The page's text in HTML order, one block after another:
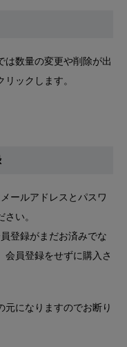
は数量の変更や削除が出
ックします。
ールアドレスとパスワ
い。
登録がまだお済みでな
会員登録をせずに購入さ
になりますのでお断り